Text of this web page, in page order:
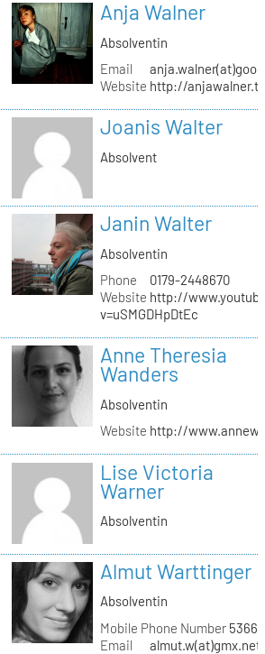
Anja Walner
Absolventin
Email
Website http://
Joanis Walter
Absolvent
Janin Walter
Absolventin
Phone
0179-2448670
Website http://
v=uSMGDHpDtEc
Anne Theresia
Wanders
Absolventin
Website http://
Lise Victoria
Warner
Absolventin
Almut Warttinger
Absolventin
Mobile Phone Number
Email
almut.w(at)gmx.net